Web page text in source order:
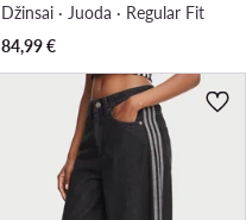
Džinsai · Juoda · Regular Fit
84,99€